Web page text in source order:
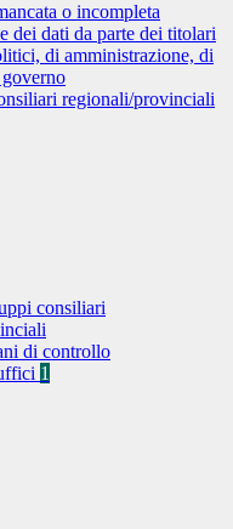
o incompleta
dei dati da parte dei titolari
di amministrazione, di
regionali/provinciali
consiliari
di controllo
1